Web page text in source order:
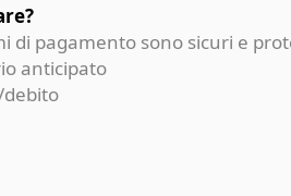
di pagamento sono sicuri e
anticipato